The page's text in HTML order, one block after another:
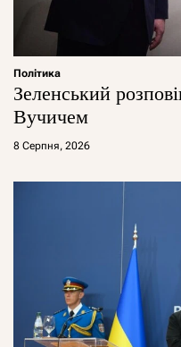
Політика
Зеленський
Вучичем
8 Серпня, 2026